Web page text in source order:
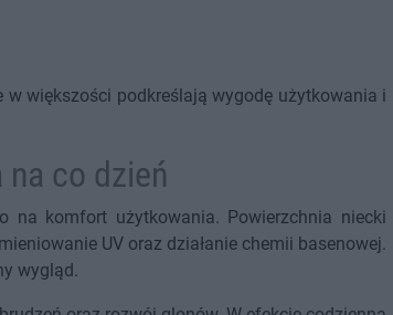
większości podkreślają wygodę użytkowania i
co dzień
na komfort użytkowania. Powierzchnia niecki
UV oraz działanie chemii basenowej.
wygląd.